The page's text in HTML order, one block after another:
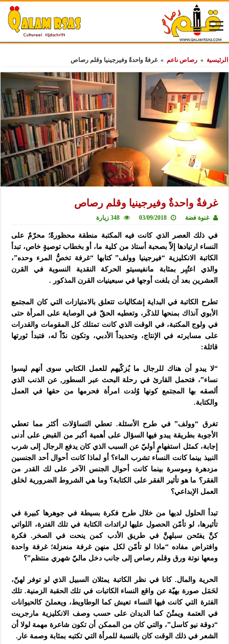
الرئيسية » رصاص ناعم » غرفةٌ واحدةٌ وفيرجينيا وقلم رصاص
غرفةٌ واحدةٌ وفيرجينيا وقلم رصاص
غنوة فضة 03/09/2018 348 زيارة
في ذلك العصر الذي كانت فيه المكتبة منطقة محظورةً؛ محرّمٌ على
النساء ارتيادها إلاّ بصحبة أستاذ من كلية ما، أو بخطاب توصيةٍ خاص، تبدأ
الكاتبة الانكليزية “فيرجينيا وولف” كتابها “غرفة تخصُّ المرء وحده”،
والذي اعتُبِر بمثابة مانفيسيتو الحركة النقدية النسوية في القرن
العشرين بعد أن بلغت أوجها في سبعينيات القرن المذكور .
تطرح الكاتبة في البداية إشكاليات تتعلق بالامتيازات التي كان المجتمع
الأبوي آنذاك بمنحها للذكَر، وتعطيه الحقّ في الوصاية على المرأة حتى
في ولوج المكتبة، في الوقت الذي كانت تمتلك كل المقومات والقدرات
على مسايرته في الإنتاج، وتحديداً الأدبي، وتكون ندّاً له، فتبدأ ثورتها
قائلة:
“لا يبدو أن هناك للرجال ما يُزكّيهم للعمل الكتابي سوى أنهم ليسوا
نساء”، فتحمل القارئ في رحلة البحث عبر السطور, عن الذنب الذي
ألصقه بها المجتمع كونها وُلدت امرأة فحرمها من حقها في العمل
والكتابة.
تغرق “وولف” في طرح الأسئلة. تعطي التساؤلات أكثر مما تعطي
الأجوبة بطريقة يبدو فيها السؤال على أهمية أكبر من القبض على أدنى
إجابة، كمثل استفهامٍ أوليّ عن السبب الذي كان يدفع الرجال إلى شرب
النبيذ بينما كانت النساء تشرب الماء؟ أو لماذا كانت أحوال أحد الجنسين
مزدهرة وموسرة بينما كانت أحوال الجنس الآخر على لك القدر من
الفقر؟ ما هو تأثير الفقر على الكتابة؟ وما هي الشروط الضرورية لخلق
العمل الإبداعي؟
تبدأ الحلول لديها من خلال طرح فكرة بسيطة في جوهرها كبيرة في
تأثيرها، لو تأمّن الحصول عليها لرائدات الكتابة في تلك الفترة، اللواتي
كنَّ يفتَحن سبلهنَّ في طريق الأدب كمن ينحت في الصخر. فكرة
وافتراض مفاده “ماذا لو تأمّن لكل منهن غرفة منعزلة؛ غرفة واحدة
ومعها نوتة ورق وقلم رصاص إلى جانب دخل ماليّشهري منتظم”؟
الحرية والمال. كانا في نظر الكاتبة يمثلان السبيل الذي لو توفر لهنّ،
لحَمَل صورة بهيّة عن واقع النساء الكاتبات في تلك الحقبة الزمنية. تلك
الفترة التي كانت فيها النساء تعيش كما الوطاويط، ويعملنَ كالحيوانات
في العتمة ويمتْنَ كما الديدان على حسب وصف الانكليزية مارجريت
“دوقة نيو كاسل”، والتي كان من الممكن أن تكون شاعرة مهمة لولا أن
الشعر في ذلك الوقت كان بالنسبة للمرأة التي تكتبه بمثابة وصمة عار.